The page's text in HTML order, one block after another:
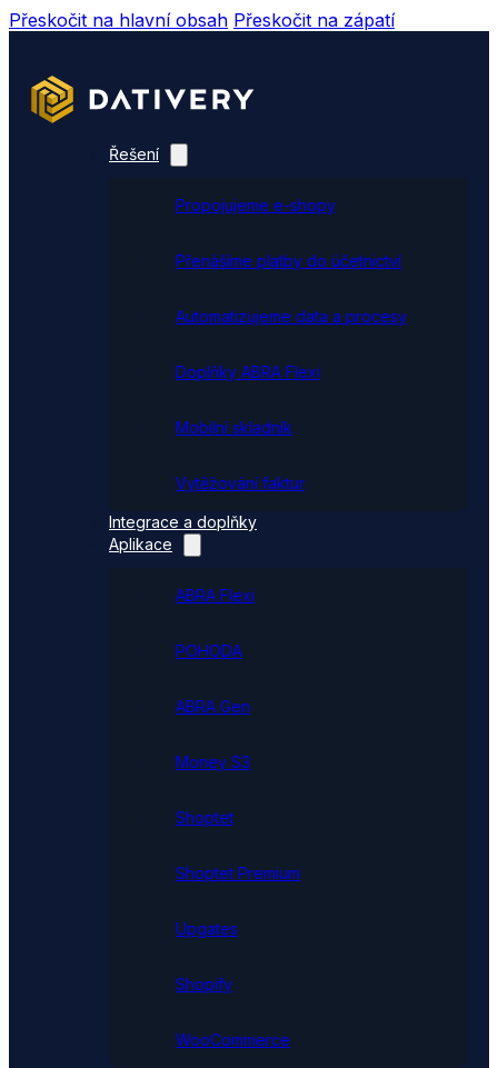
Přeskočit na hlavní obsah Přeskočit na zápatí
Řešení
Propojujeme e-shopy
Přenášíme platby do účetnictví
Automatizujeme data a procesy
Doplňky ABRA Flexi
Mobilní skladník
Vytěžování faktur
Integrace a doplňky
Aplikace
ABRA Flexi
POHODA
ABRA Gen
Money S3
Shoptet
Shoptet Premium
Upgates
Shopify
WooCommerce